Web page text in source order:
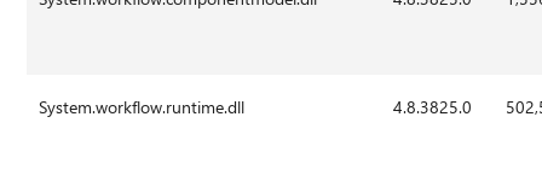
System.workflow.runtime.dll 4.8.3825.0